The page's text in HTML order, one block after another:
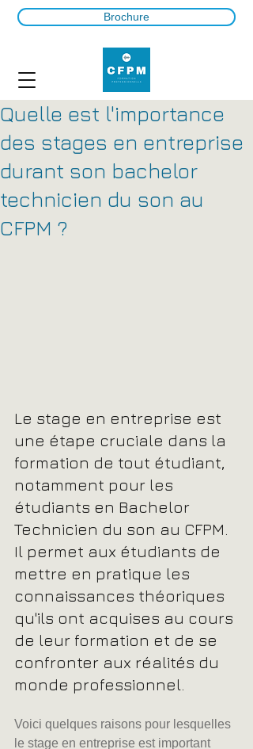
Brochure
Quelle est l'importance
des stages en entreprise
durant son bachelor
technicien du son au
CFPM ?
Le stage en entreprise est
une étape cruciale dans la
formation de tout étudiant,
notamment pour les
étudiants en Bachelor
Technicien du son au CFPM.
Il permet aux étudiants de
mettre en pratique les
connaissances théoriques
qu'ils ont acquises au cours
de leur formation et de se
confronter aux réalités du
monde professionnel.
Voici quelques raisons pour lesquelles
le stage en entreprise est important